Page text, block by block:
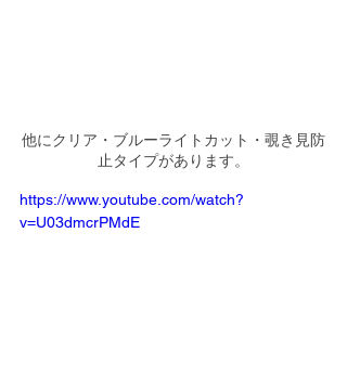
他にクリア・ブルーライトカット・覗き見防
止タイプがあります。
https://www.youtube.com/watch?
v=U03dmcrPMdE